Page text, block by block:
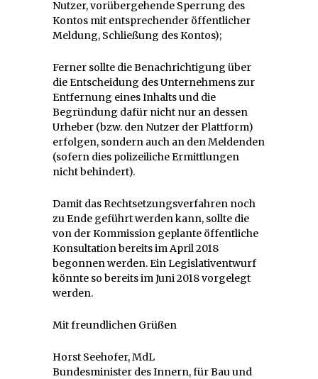
Nutzer, vorübergehende Sperrung des
Kontos mit entsprechender öffentlicher
Meldung, Schließung des Kontos);
Ferner sollte die Benachrichtigung über
die Entscheidung des Unternehmens zur
Entfernung eines Inhalts und die
Begründung dafür nicht nur an dessen
Urheber (bzw. den Nutzer der Plattform)
erfolgen, sondern auch an den Meldenden
(sofern dies polizeiliche Ermittlungen
nicht behindert).
Damit das Rechtsetzungsverfahren noch
zu Ende geführt werden kann, sollte die
von der Kommission geplante öffentliche
Konsultation bereits im April 2018
begonnen werden. Ein Legislativentwurf
könnte so bereits im Juni 2018 vorgelegt
werden.
Mit freundlichen Grüßen
Horst Seehofer, MdL
Bundesminister des Innern, für Bau und